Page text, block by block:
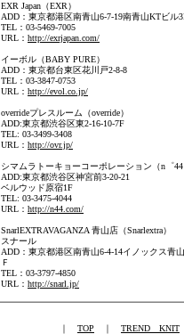
EXR Japan（EXR）
ADD：東京都港区南青山6-7-19南青山KTビル
TEL：03-5469-7005
URL： http://exrjapan.com/
イーボル（BABY PURE）
ADD：東京都台東区花川戸2-8-8
TEL：03-3847-0753
URL： http://evol.co.jp/
overrideプレスルーム（override）
ADD:東京都渋谷区東2-16-10-7F
TEL: 03-3499-3408
URL： http://ovr.jp/
シマムラトーキョーコーポレーション（n゜
ADD:東京都渋谷区神宮前3-20-21
ベルウッド原宿1F
TEL: 03-3475-4044
URL： http://n44.com/
SnarlEXTRAVAGANZA 青山店（Snarlextra）
スナール
ADD：東京都港区南青山6-4-14イノックス青
Ｆ
TEL：03-3797-4850
URL： http://snarl.jp/
｜ TOP ｜ TREND KNIT